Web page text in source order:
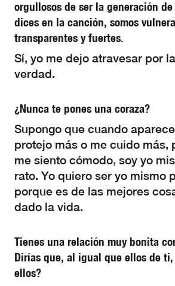
orgullosos de ser la generación
dices en la canción, somos
transparentes y fuertes.
Sí, yo me dejo atravesar por
verdad.
¿Nunca te pones una coraza?
Supongo que cuando
protejo más o me cuido más,
me siento cómodo, soy yo
rato. Yo quiero ser yo mismo
porque es de las mejores
dado la vida.
Tienes una relación muy bonita
Dirías que, al igual que ellos de
ellos?